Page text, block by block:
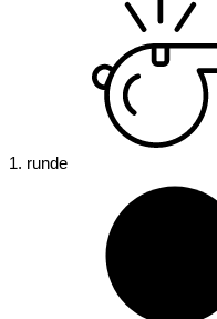
1. runde